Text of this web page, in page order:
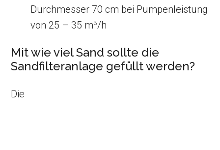
Durchmesser 70 cm bei Pumpenleistung
von 25 – 35 m³/h
Mit wie viel Sand sollte die
Sandfilteranlage gefüllt werden?
Die